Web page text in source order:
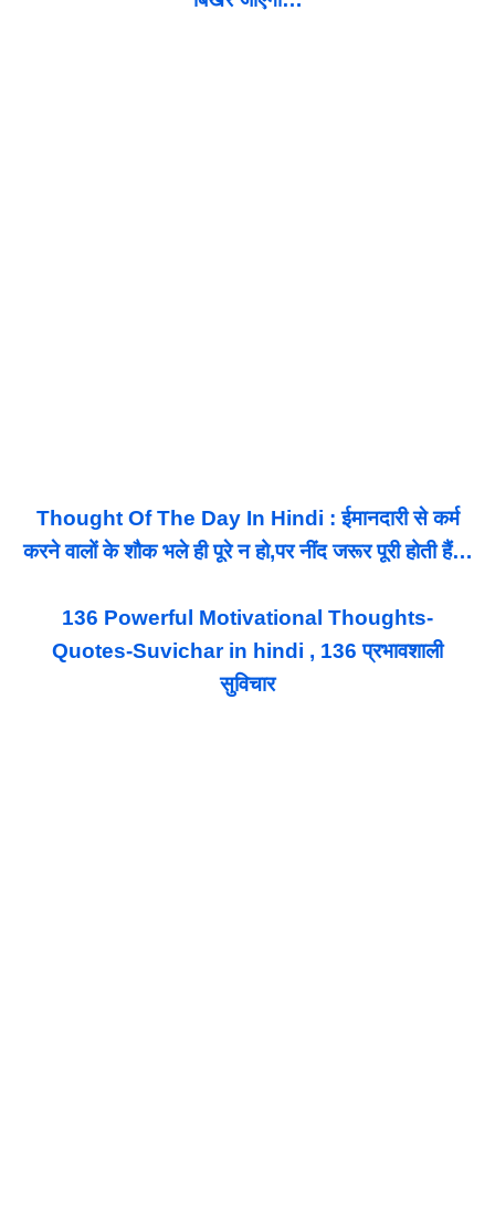
Thought Of The Day In Hindi : ईमानदारी से कर्म
करने वालों के शौक भले ही पूरे न हो,पर नींद जरूर पूरी होती हैं…
136 Powerful Motivational Thoughts-
Quotes-Suvichar in hindi , 136 प्रभावशाली
सुविचार